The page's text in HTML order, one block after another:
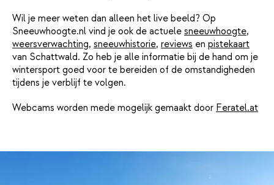
Wil je meer weten dan alleen het live beeld? Op
Sneeuwhoogte.nl vind je ook de actuele sneeuwhoogte,
weersverwachting, sneeuwhistorie, reviews en pistekaart
van Schattwald. Zo heb je alle informatie bij de hand om je
wintersport goed voor te bereiden of de omstandigheden
tijdens je verblijf te volgen.
Webcams worden mede mogelijk gemaakt door Feratel.at